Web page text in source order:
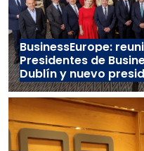
BusinessEurope:
Presidentes de
Dublín y nuevo